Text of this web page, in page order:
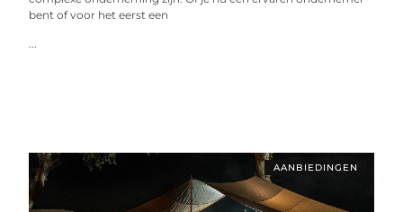
bent of voor het eerst een
...
AANBIEDINGEN